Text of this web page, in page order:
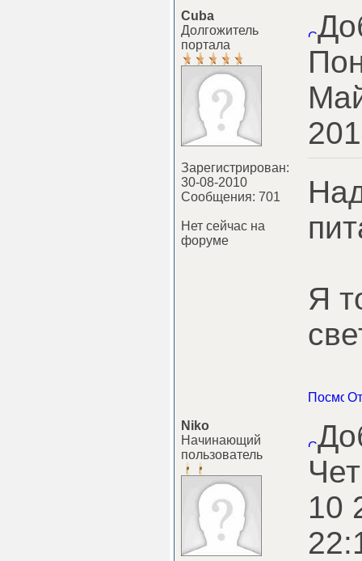
Cuba
Долгожитель
портала
Зарегистрирован:
30-08-2010
Сообщения: 701
Нет сейчас на
форуме
Я
Niko
Начинающий
пользователь
10